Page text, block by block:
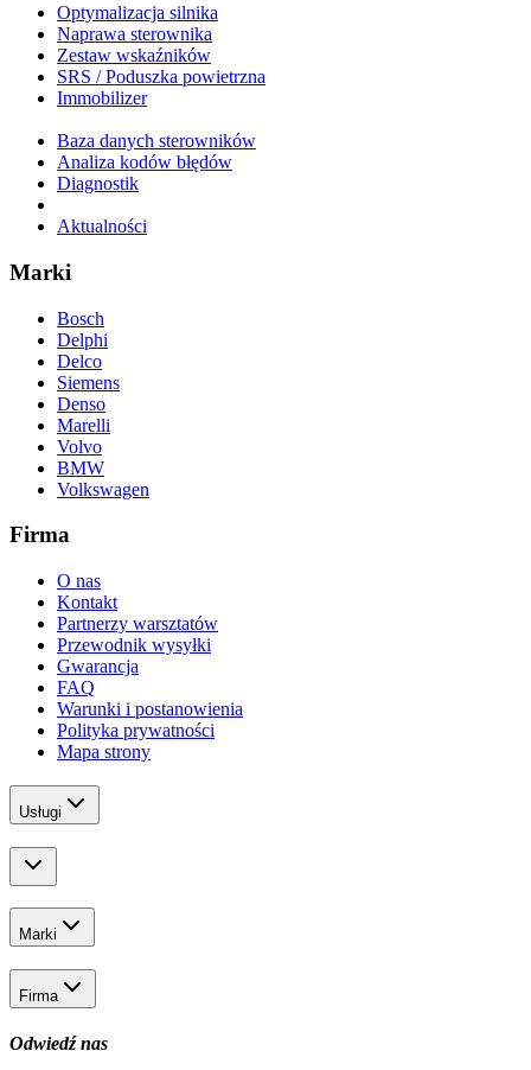
Optymalizacja silnika
Naprawa sterownika
Zestaw wskaźników
SRS / Poduszka powietrzna
Immobilizer
Baza danych sterowników
Analiza kodów błędów
Diagnostik
Aktualności
Marki
Bosch
Delphi
Delco
Siemens
Denso
Marelli
Volvo
BMW
Volkswagen
Firma
O nas
Kontakt
Partnerzy warsztatów
Przewodnik wysyłki
Gwarancja
FAQ
Warunki i postanowienia
Polityka prywatności
Mapa strony
Usługi
Marki
Firma
Odwiedź nas